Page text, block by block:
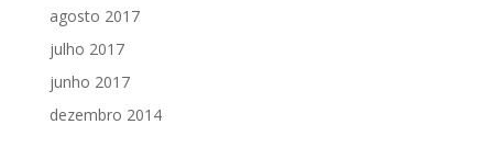
agosto 2017
julho 2017
junho 2017
dezembro 2014